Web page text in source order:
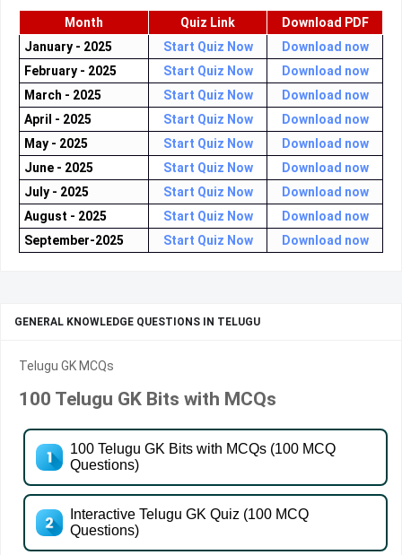
Month Quiz Link
Download PDF
January - 2025
Start Quiz Now
Download now
February - 2025
Start Quiz Now
Download now
March - 2025
Start Quiz Now
Download now
April - 2025
Start Quiz Now
Download now
May - 2025
Start Quiz Now
Download now
June - 2025
Start Quiz Now
Download now
July - 2025
Start Quiz Now
Download now
August - 2025
Start Quiz Now
Download now
September-2025
Start Quiz Now Download now
GENERAL KNOWLEDGE QUESTIONS IN TELUGU
Telugu GK MCQs
100 Telugu GK Bits with MCQs
100 Telugu GK Bits with MCQs (100 MCQ
Questions)
Interactive Telugu GK Quiz (100 MCQ
Questions)